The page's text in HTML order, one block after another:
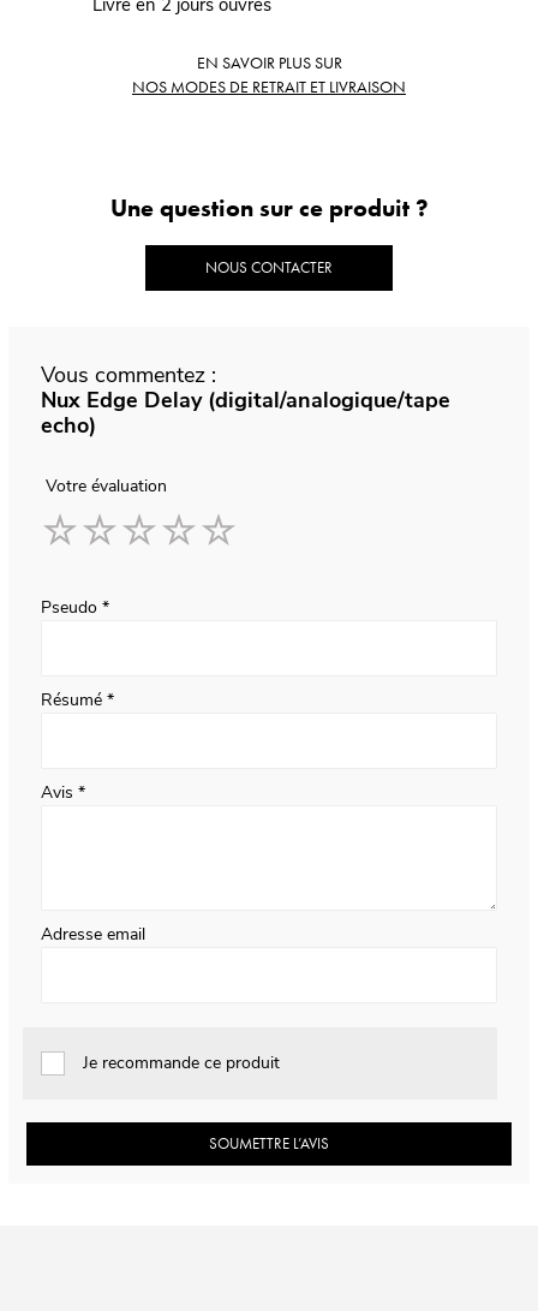
Livré en 2 jours ouvrés
EN SAVOIR PLUS SUR
NOS MODES DE RETRAIT ET LIVRAISON
Une question sur ce produit ?
NOUS CONTACTER
Vous commentez :
Nux Edge Delay (digital/analogique/tape
echo)
Votre évaluation
Pseudo
Résumé
Avis
Adresse email
Je recommande ce produit
SOUMETTRE L’AVIS